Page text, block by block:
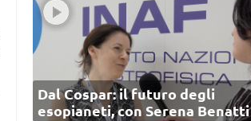
Dal Cospar: il futuro degli
esopianeti, con Serena Benatti